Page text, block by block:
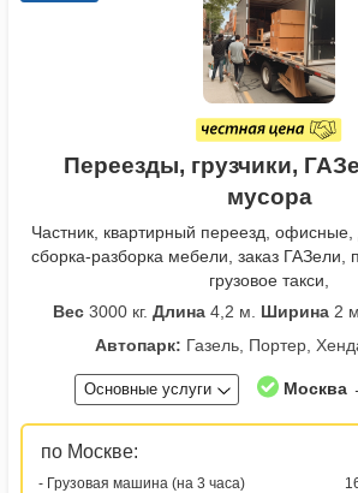
Переезды, грузчики,
мусора
Частник, квартирный переезд,
сборка-разборка мебели, заказ ГАЗели,
грузовое такси,
Вес 3000 кг. Длина 4,2 м. Ширина 2
Автопарк: Газель, Портер,
Основные услуги Москва
по Москве:
- Грузовая машина (на 3 часа)